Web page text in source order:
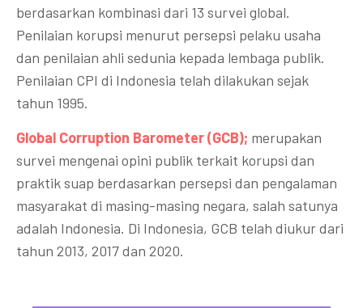
berdasarkan kombinasi dari 13 survei global.
Penilaian korupsi menurut persepsi pelaku usaha
dan penilaian ahli sedunia kepada lembaga publik.
Penilaian CPI di Indonesia telah dilakukan sejak
tahun 1995.
Global Corruption Barometer (GCB); merupakan
survei mengenai opini publik terkait korupsi dan
praktik suap berdasarkan persepsi dan pengalaman
masyarakat di masing-masing negara, salah satunya
adalah Indonesia. Di Indonesia, GCB telah diukur dari
tahun 2013, 2017 dan 2020.